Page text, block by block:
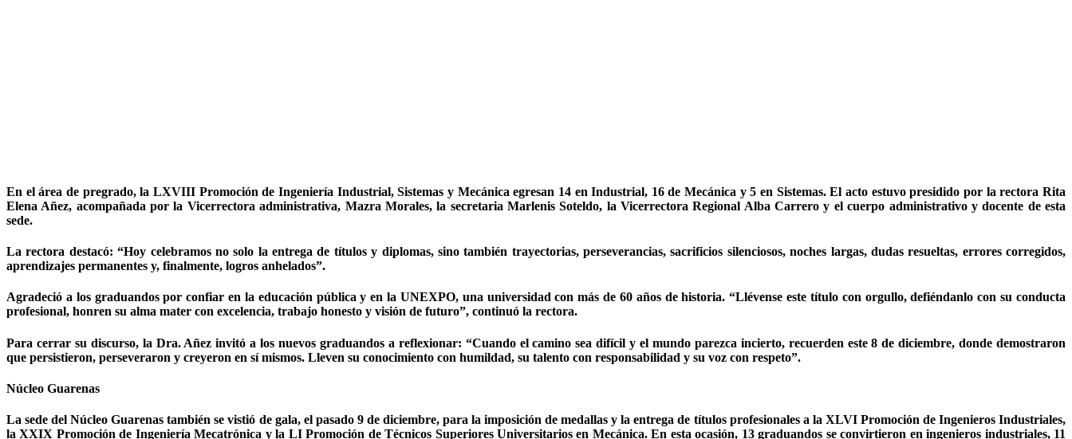
En el área de pregrado, la LXVIII Promoción de Ingeniería Industrial, Sistemas y Mecánica egresan 14 en Industrial, 16 de Mecánica y 5 en Sistemas. El acto estuvo presidido por la rectora Rita
Elena Añez, acompañada por la Vicerrectora administrativa, Mazra Morales, la secretaria Marlenis Soteldo, la Vicerrectora Regional Alba Carrero y el cuerpo administrativo y docente de esta
sede.
La rectora destacó: “Hoy celebramos no solo la entrega de títulos y diplomas, sino también trayectorias, perseverancias, sacrificios silenciosos, noches largas, dudas resueltas, errores corregidos,
aprendizajes permanentes y, finalmente, logros anhelados”.
Agradeció a los graduandos por confiar en la educación pública y en la UNEXPO, una universidad con más de 60 años de historia. “Llévense este título con orgullo, defiéndanlo con su conducta
profesional, honren su alma mater con excelencia, trabajo honesto y visión de futuro”, continuó la rectora.
Para cerrar su discurso, la Dra. Añez invitó a los nuevos graduandos a reflexionar: “Cuando el camino sea difícil y el mundo parezca incierto, recuerden este 8 de diciembre, donde demostraron
que persistieron, perseveraron y creyeron en sí mismos. Lleven su conocimiento con humildad, su talento con responsabilidad y su voz con respeto”.
Núcleo Guarenas
La sede del Núcleo Guarenas también se vistió de gala, el pasado 9 de diciembre, para la imposición de medallas y la entrega de títulos profesionales a la XLVI Promoción de Ingenieros Industriales,
la XXIX Promoción de Ingeniería Mecatrónica y la LI Promoción de Técnicos Superiores Universitarios en Mecánica. En esta ocasión, 13 graduandos se convirtieron en ingenieros industriales, 11